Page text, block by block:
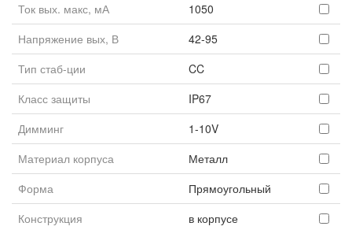
Ток вых. макс, мА
1050
Напряжение вых, В
42-95
Тип стаб-ции
CC
Класс защиты
IP67
Димминг
1-10V
Материал корпуса
Металл
Форма
Прямоугольный
Конструкция
в корпусе